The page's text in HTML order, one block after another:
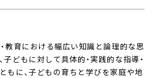
・教育における幅広い知識と論理的な思
子どもに対して具体的・実践的な指導・
もに、子どもの育ちと学びを家庭や地